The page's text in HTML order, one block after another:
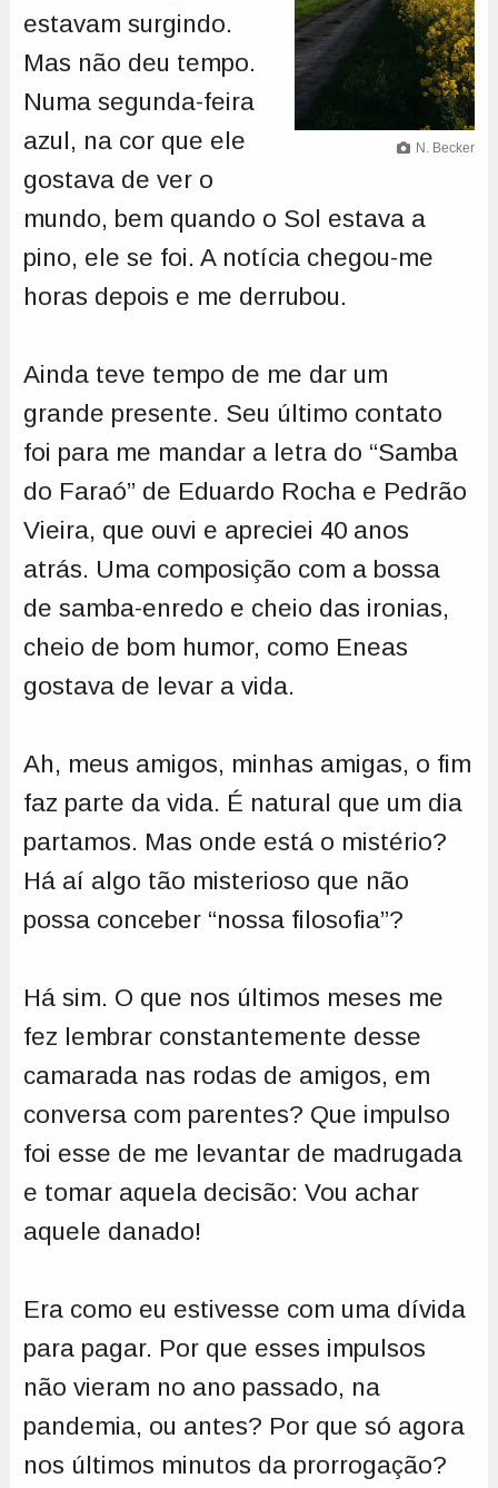
N. Becker
estavam surgindo.
Mas não deu tempo.
Numa segunda-feira
azul, na cor que ele
gostava de ver o
mundo, bem quando o Sol estava a
pino, ele se foi. A notícia chegou-me
horas depois e me derrubou.
Ainda teve tempo de me dar um
grande presente. Seu último contato
foi para me mandar a letra do “Samba
do Faraó” de Eduardo Rocha e Pedrão
Vieira, que ouvi e apreciei 40 anos
atrás. Uma composição com a bossa
de samba-enredo e cheio das ironias,
cheio de bom humor, como Eneas
gostava de levar a vida.
Ah, meus amigos, minhas amigas, o fim
faz parte da vida. É natural que um dia
partamos. Mas onde está o mistério?
Há aí algo tão misterioso que não
possa conceber “nossa filosofia”?
Há sim. O que nos últimos meses me
fez lembrar constantemente desse
camarada nas rodas de amigos, em
conversa com parentes? Que impulso
foi esse de me levantar de madrugada
e tomar aquela decisão: Vou achar
aquele danado!
Era como eu estivesse com uma dívida
para pagar. Por que esses impulsos
não vieram no ano passado, na
pandemia, ou antes? Por que só agora
nos últimos minutos da prorrogação?